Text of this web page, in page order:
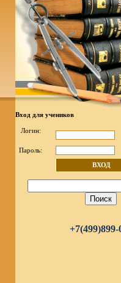
Вход для учеников
Логин:
Пароль:
ВХОД
+7(499)899-